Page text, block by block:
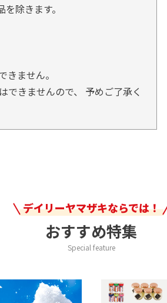
除きます。
ません。
できませんので、 予めご了承く
デイリーヤマザキならでは！
おすすめ特集
Special feature